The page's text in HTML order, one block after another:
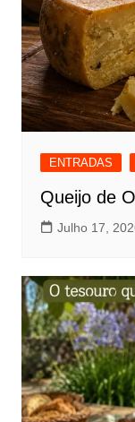
ENTRADAS
Queijo de
Julho 17,